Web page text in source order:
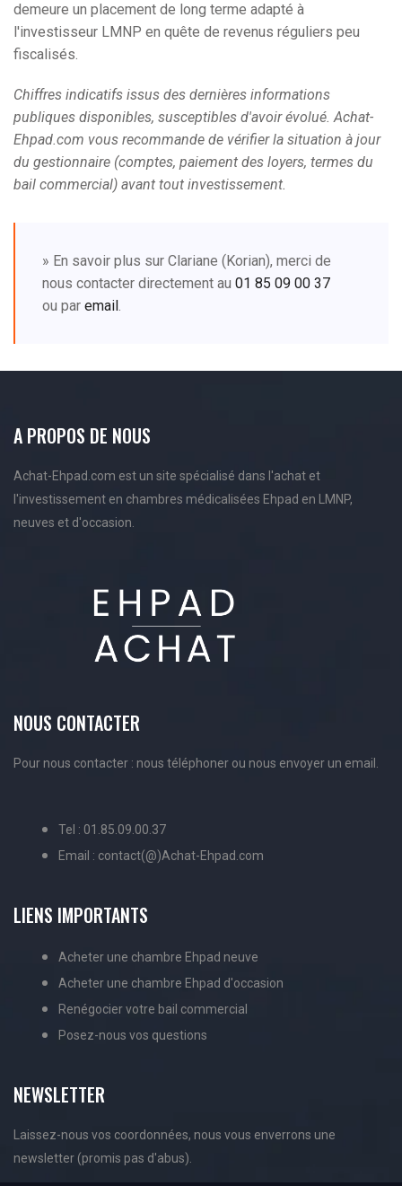
demeure un placement de long terme adapté à
l'investisseur LMNP en quête de revenus réguliers peu
fiscalisés.
Chiffres indicatifs issus des dernières informations
publiques disponibles, susceptibles d'avoir évolué. Achat-
Ehpad.com vous recommande de vérifier la situation à jour
du gestionnaire (comptes, paiement des loyers, termes du
bail commercial) avant tout investissement.
» En savoir plus sur Clariane (Korian), merci de
nous contacter directement au 01 85 09 00 37
ou par email .
A PROPOS DE NOUS
Achat-Ehpad.com est un site spécialisé dans l'achat et
l'investissement en chambres médicalisées Ehpad en LMNP,
neuves et d'occasion.
NOUS CONTACTER
Pour nous contacter : nous téléphoner ou nous envoyer un email.
Tel : 01.85.09.00.37
Email : contact(@)Achat-Ehpad.com
LIENS IMPORTANTS
Acheter une chambre Ehpad neuve
Acheter une chambre Ehpad d'occasion
Renégocier votre bail commercial
Posez-nous vos questions
NEWSLETTER
Laissez-nous vos coordonnées, nous vous enverrons une
newsletter (promis pas d'abus).